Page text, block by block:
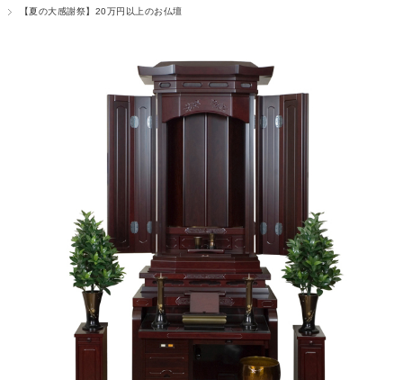
【夏の大感謝祭】20万円以上のお仏壇